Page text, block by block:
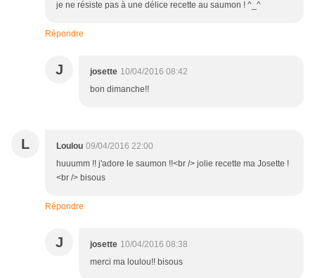
je ne résiste pas à une délice recette au saumon ! ^_^
Répondre
J josette 10/04/2016 08:42
bon dimanche!!
L Loulou 09/04/2016 22:00
huuumm !! j'adore le saumon !!<br /> jolie recette ma Josette !
<br /> bisous
Répondre
J josette 10/04/2016 08:38
merci ma loulou!! bisous